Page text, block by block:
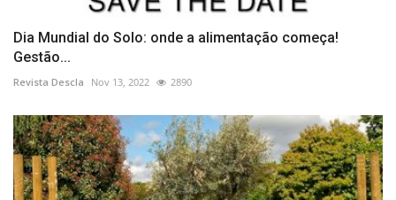
Dia Mundial do Solo: onde a alimentação começa!
Gestão...
Revista Descla Nov 13, 2022 2890